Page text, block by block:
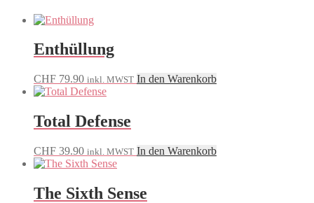
Enthüllung
CHF 79.90 inkl. MWST In den Warenkorb
Total Defense
CHF 39.90 inkl. MWST In den Warenkorb
The Sixth Sense